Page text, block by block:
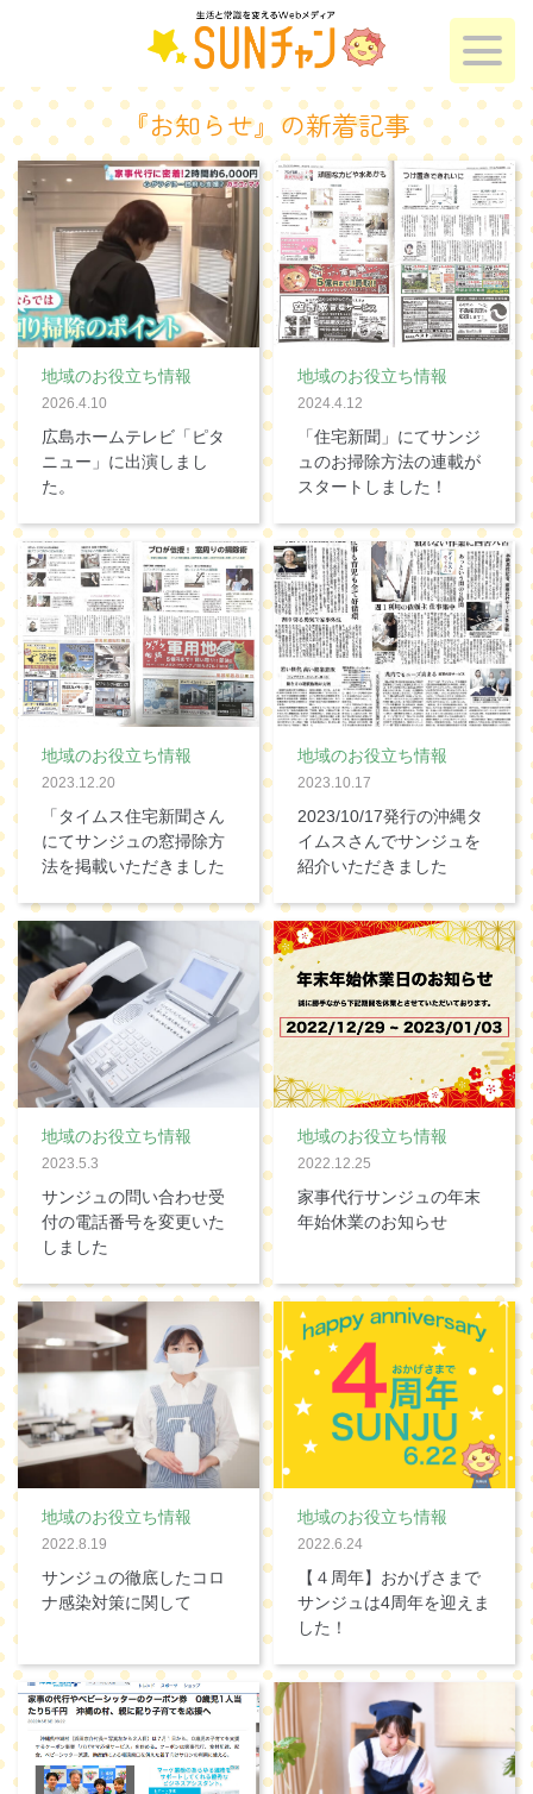
『お知らせ』の新着記事
地域のお役立ち情報
2026.4.10
広島ホームテレビ「ピタ
ニュー」に出演しまし
た。
地域のお役立ち情報
2024.4.12
「住宅新聞」にてサンジ
ュのお掃除方法の連載が
スタートしました！
地域のお役立ち情報
2023.12.20
「タイムス住宅新聞さん
にてサンジュの窓掃除方
法を掲載いただきました
地域のお役立ち情報
2023.10.17
2023/10/17発行の沖縄タ
イムスさんでサンジュを
紹介いただきました
地域のお役立ち情報
2023.5.3
サンジュの問い合わせ受
付の電話番号を変更いた
しました
地域のお役立ち情報
2022.12.25
家事代行サンジュの年末
年始休業のお知らせ
地域のお役立ち情報
2022.8.19
サンジュの徹底したコロ
ナ感染対策に関して
地域のお役立ち情報
2022.6.24
【４周年】おかげさまで
サンジュは4周年を迎えま
した！